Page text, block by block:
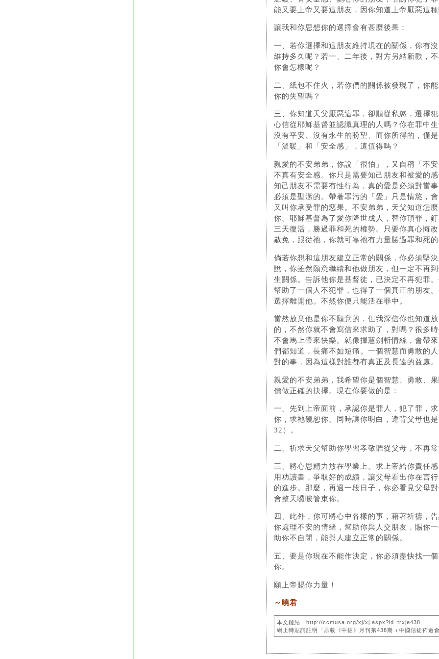
能又要上帝又要這朋友，因你知道上帝厭惡這
讓我和你思想你的選擇會有甚麼後果：
一、若你選擇和這朋友維持現在的關係，你有
維持多久呢？若一、二年後，對方另結新歡，
你會怎樣呢？
二、紙包不住火，若你們的關係被發現了，你
你的失望嗎？
三、你知道天父厭惡這罪，卻順從私慾，選擇
心信從耶穌基督並認識真理的人嗎？你在罪中
沒有平安、沒有永生的盼望、而你所得的，僅
「溫暖」和「安全感」，這值得嗎？
親愛的不安弟弟，你說「很怕」，又自稱「不
不真有安全感。你只是需要知己朋友和被愛的
知己朋友不需要有性行為，真的愛是必須對當
必須是聖潔的。帶著罪污的「愛」只是情慾，
又叫你承受罪的惡果。不安弟弟，天父知道怎
你。耶穌基督為了愛你降世成人，替你頂罪，
三天復活，勝過罪和死的權勢。只要你真心悔
赦免，跟從祂，你就可靠祂有力量勝過罪和死
倘若你想和這朋友建立正常的關係，你必須堅
說，你雖然願意繼續和他做朋友，但一定不再
生關係。告訴他你是基督徒，已決定不再犯罪
幫助了一個人不犯罪，也得了一個真正的朋友
選擇離開他。不然你便只能活在罪中。
當然放棄他是你不願意的，但我深信你也知道
的，不然你就不會寫信來求助了，對嗎？很多
不會馬上帶來快樂。就像揮慧劍斬情絲，會帶
們都知道，長痛不如短痛。一個智慧而勇敢的
對的事，因為這樣對誰都有真正及長遠的益處。
親愛的不安弟弟，我希望你是個智慧、勇敢、
價做正確的抉擇。現在你要做的是：
一、先到上帝面前，承認你是罪人，犯了罪，
你，求祂饒恕你。同時讓你明白，違背父母也
32）。
二、祈求天父幫助你學習孝敬聽從父母，不再
三、將心思精力放在學業上。求上帝給你責任
用功讀書，爭取好的成績，讓父母看出你在言
的進步。那麼，再過一段日子，你必看見父母
會整天囉唆管束你。
四、此外，你可將心中各樣的事，藉著祈禱，
你處理不安的情緒，幫助你與人交朋友，賜你
助你不自閉，能與人建立正常的關係。
五、要是你現在不能作決定，你必須盡快找一
你。
願上帝賜你力量！
～曉君
本文鏈結：http://ccmusa.org/xj/xj.aspx?id=trxje438
網上轉貼請註明「原載《中信》月刊第438期（中國信徒佈道